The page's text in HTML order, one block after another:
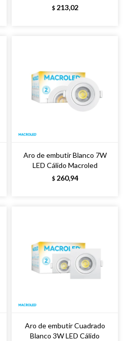
$ 213,02
Aro de embutir Blanco 7W
LED Cálido Macroled
$ 260,94
Aro de embutir Cuadrado
Blanco 3W LED Cálido